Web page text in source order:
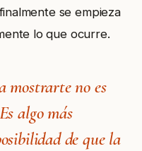
se empieza
lo que ocurre.
mostrarte no es
algo más
de que la